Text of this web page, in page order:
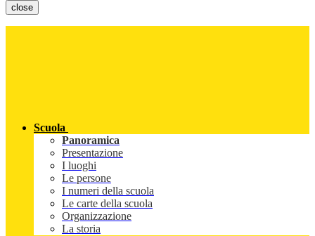
close
Scuola
Panoramica
Presentazione
I luoghi
Le persone
I numeri della scuola
Le carte della scuola
Organizzazione
La storia